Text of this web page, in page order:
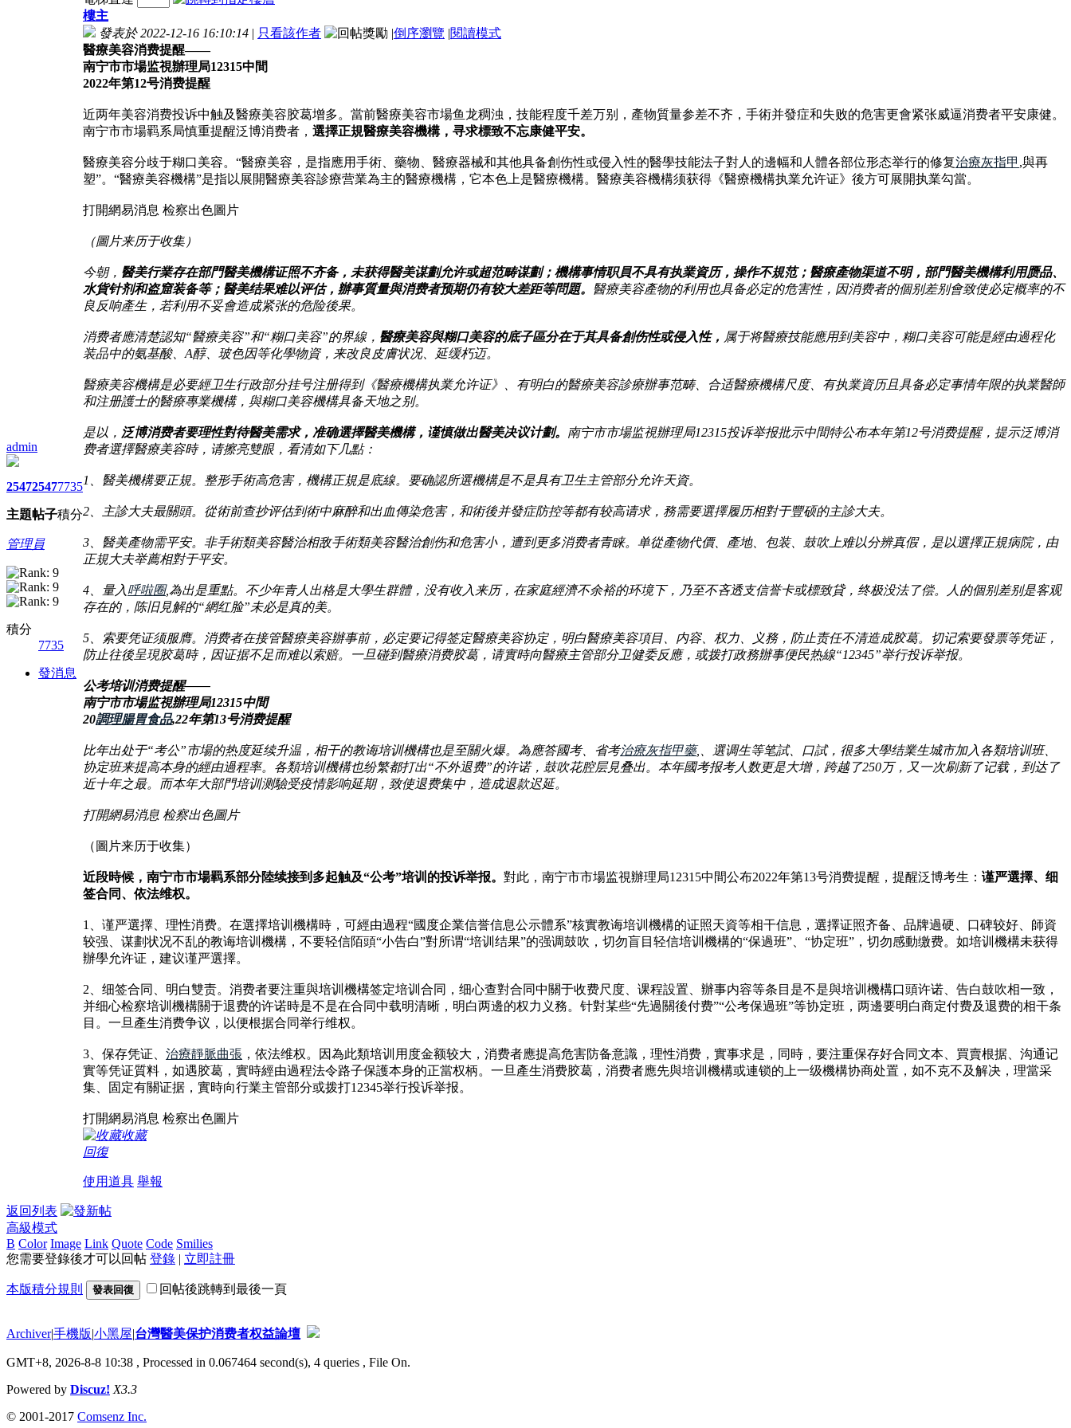
admin
2547
主題
2547
帖子
7735
積分
管理員
積分
7735
發消息
樓主
發表於 2022-12-16 16:10:14 | 只看該作者 |倒序瀏覽 |閱讀模式
醫療美容消费提醒——
南宁市市場监視辦理局12315中間
2022年第12号消费提醒
近两年美容消费投诉中触及醫療美容胶葛增多。當前醫療美容市場鱼龙稠浊，技能程度千差万别，產物質量参差不齐，手術并發症和失败的危害更會紧张威逼消费者平安康健。
南宁市市場羁系局慎重提醒泛博消费者， 選擇正規醫療美容機構，寻求標致不忘康健平安。
醫療美容分歧于糊口美容。“醫療美容，是指應用手術、藥物、醫療器械和其他具备創伤性或侵入性的醫學技能法子對人的邊幅和人體各部位形态举行的修复治療灰指甲 ,與再
塑”。“醫療美容機構”是指以展開醫療美容診療营業為主的醫療機構，它本色上是醫療機構。醫療美容機構须获得《醫療機構执業允许证》後方可展開执業勾當。
打開網易消息 检察出色圖片
（圖片来历于收集）
今朝， 醫美行業存在部門醫美機構证照不齐备，未获得醫美谋劃允许或超范畴谋劃；機構事情职員不具有执業資历，操作不規范；醫療產物渠道不明，部門醫美機構利用赝品、
水貨针剂和盗窟装备等；醫美结果难以评估，辦事質量與消费者预期仍有较大差距等問題。 醫療美容產物的利用也具备必定的危害性，因消费者的個别差别會致使必定概率的不
良反响產生，若利用不妥會造成紧张的危险後果。
消费者應清楚認知“醫療美容”和“糊口美容”的界線， 醫療美容與糊口美容的底子區分在于其具备創伤性或侵入性， 属于将醫療技能應用到美容中，糊口美容可能是經由過程化
装品中的氨基酸、A醇、玻色因等化學物資，来改良皮膚状况、延缓朽迈。
醫療美容機構是必要經卫生行政部分挂号注册得到《醫療機構执業允许证》、有明白的醫療美容診療辦事范畴、合适醫療機構尺度、有执業資历且具备必定事情年限的执業醫師
和注册護士的醫療專業機構，與糊口美容機構具备天地之别。
是以， 泛博消费者要理性對待醫美需求，准确選擇醫美機構，谨慎做出醫美决议计劃。 南宁市市場监視辦理局12315投诉举报批示中間特公布本年第12号消费提醒，提示泛博消
费者選擇醫療美容時，请擦亮雙眼，看清如下几點：
1、醫美機構要正規。整形手術高危害，機構正規是底線。要确認所選機構是不是具有卫生主管部分允许天資。
2、主診大夫最關頭。從術前查抄评估到術中麻醉和出血傳染危害，和術後并發症防控等都有较高请求，務需要選擇履历相對于豐硕的主診大夫。
3、醫美產物需平安。非手術類美容醫治相敌手術類美容醫治創伤和危害小，遭到更多消费者青睐。单從產物代價、產地、包装、鼓吹上难以分辨真假，是以選擇正規病院，由
正規大夫举薦相對于平安。
4、量入 呼啦圈,為出是重點。不少年青人出格是大學生群體，没有收入来历，在家庭經濟不余裕的环境下，乃至不吝透支信誉卡或標致貸，终极没法了偿。人的個别差别是客观
存在的，陈旧見解的“網红脸”未必是真的美。
5、索要凭证须服膺。消费者在接管醫療美容辦事前，必定要记得签定醫療美容协定，明白醫療美容項目、内容、权力、义務，防止责任不清造成胶葛。切记索要發票等凭证，
防止往後呈現胶葛時，因证据不足而难以索赔。一旦碰到醫療消费胶葛，请實時向醫療主管部分卫健委反應，或拨打政務辦事便民热線“12345”举行投诉举报。
公考培训消费提醒——
南宁市市場监視辦理局12315中間
20調理腸胃食品,22年第13号消费提醒
比年出处于“考公”市場的热度延续升温，相干的教诲培训機構也是至關火爆。為應答國考、省考治療灰指甲藥,、選调生等笔試、口試，很多大學结業生城市加入各類培训班、
协定班来提高本身的經由過程率。各類培训機構也纷繁都打出“不外退费”的许诺，鼓吹花腔层見叠出。本年國考报考人数更是大增，跨越了250万，又一次刷新了记载，到达了
近十年之最。而本年大部門培训测驗受疫情影响延期，致使退费集中，造成退款迟延。
打開網易消息 检察出色圖片
（圖片来历于收集）
近段時候，南宁市市場羁系部分陸续接到多起触及“公考”培训的投诉举报。 對此，南宁市市場监視辦理局12315中間公布2022年第13号消费提醒，提醒泛博考生： 谨严選擇、细
签合同、依法维权。
1、谨严選擇、理性消费。在選擇培训機構時，可經由過程“國度企業信誉信息公示體系”核實教诲培训機構的证照天資等相干信息，選擇证照齐备、品牌過硬、口碑较好、師資
较强、谋劃状况不乱的教诲培训機構，不要轻信陌頭“小告白”對所谓“培训结果”的强调鼓吹，切勿盲目轻信培训機構的“保過班”、“协定班”，切勿感動缴费。如培训機構未获得
辦學允许证，建议谨严選擇。
2、细签合同、明白雙责。消费者要注重與培训機構签定培训合同，细心查對合同中關于收费尺度、课程設置、辦事内容等条目是不是與培训機構口頭许诺、告白鼓吹相一致，
并细心检察培训機構關于退费的许诺時是不是在合同中载明清晰，明白两邊的权力义務。针對某些“先過關後付费”“公考保過班”等协定班，两邊要明白商定付费及退费的相干条
目。一旦產生消费争议，以便根据合同举行维权。
3、保存凭证、 治療靜脈曲張 ，依法维权。因為此類培训用度金额较大，消费者應提高危害防备意識，理性消费，實事求是，同時，要注重保存好合同文本、買賣根据、沟通记
實等凭证質料，如遇胶葛，實時經由過程法令路子保護本身的正當权柄。一旦產生消费胶葛，消费者應先與培训機構或連锁的上一级機構协商处置，如不克不及解决，理當采
集、固定有關证据，實時向行業主管部分或拨打12345举行投诉举报。
打開網易消息 检察出色圖片
收藏
回復
使用道具 舉報
返回列表
高級模式
B Color Image Link Quote Code Smilies
您需要登錄後才可以回帖 登錄 | 立即註冊
本版積分規則 發表回復 回帖後跳轉到最後一頁
Archiver|手機版|小黑屋|台灣醫美保护消费者权益論壇
GMT+8, 2026-8-8 10:38 , Processed in 0.067464 second(s), 4 queries , File On.
Powered by Discuz! X3.3
© 2001-2017 Comsenz Inc.